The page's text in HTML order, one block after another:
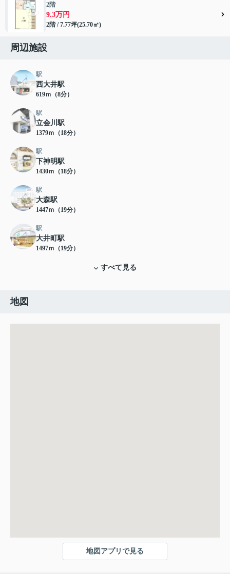
2階
9.3万円
2階 / 7.77坪(25.70㎡)
周辺施設
駅
西大井駅
619ｍ（8分）
駅
立会川駅
1379ｍ（18分）
駅
下神明駅
1430ｍ（18分）
駅
大森駅
1447ｍ（19分）
駅
大井町駅
1497ｍ（19分）
すべて見る
地図
地図アプリで見る